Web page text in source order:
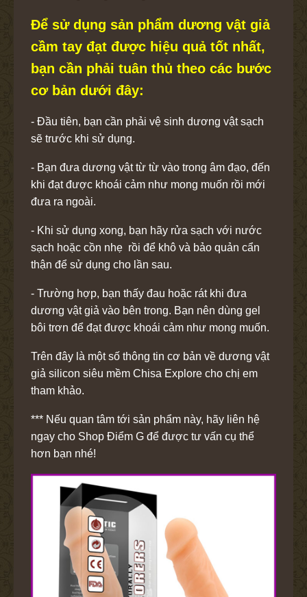
Để sử dụng sản phẩm dương vật giả
cầm tay đạt được hiệu quả tốt nhất,
bạn cần phải tuân thủ theo các bước
cơ bản dưới đây:
- Đầu tiên, bạn cần phải vệ sinh dương vật sạch
sẽ trước khi sử dụng.
- Bạn đưa dương vật từ từ vào trong âm đạo, đến
khi đạt được khoái cảm như mong muốn rồi mới
đưa ra ngoài.
- Khi sử dụng xong, bạn hãy rửa sạch với nước
sạch hoặc cồn nhẹ rồi để khô và bảo quản cẩn
thận để sử dụng cho lần sau.
- Trường hợp, bạn thấy đau hoặc rát khi đưa
dương vật giả vào bên trong. Bạn nên dùng gel
bôi trơn để đạt được khoái cảm như mong muốn.
Trên đây là một số thông tin cơ bản về dương vật
giả silicon siêu mềm Chisa Explore cho chị em
tham khảo.
*** Nếu quan tâm tới sản phẩm này, hãy liên hệ
ngay cho Shop Điểm G để được tư vấn cụ thể
hơn bạn nhé!